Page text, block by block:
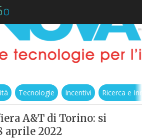
Tecnologie Incentivi Ricerca e
A&T di Torino: si
aprile 2022